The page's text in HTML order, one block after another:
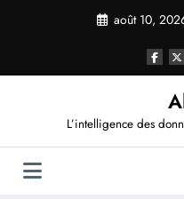
août 10,
L’intelligence des